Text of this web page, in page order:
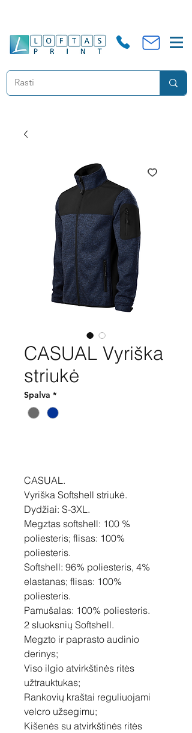
CASUAL Vyriška
striukė
Spalva *
CASUAL.
Vyriška Softshell striukė.
Dydžiai: S-3XL.
Megztas softshell: 100 %
poliesteris; flisas: 100%
poliesteris.
Softshell: 96% poliesteris, 4%
elastanas; flisas: 100%
poliesteris.
Pamušalas: 100% poliesteris.
2 sluoksnių Softshell.
Megzto ir paprasto audinio
derinys;
Viso ilgio atvirkštinės ritės
užtrauktukas;
Rankovių kraštai reguliuojami
velcro užsegimu;
Kišenės su atvirkštinės ritės